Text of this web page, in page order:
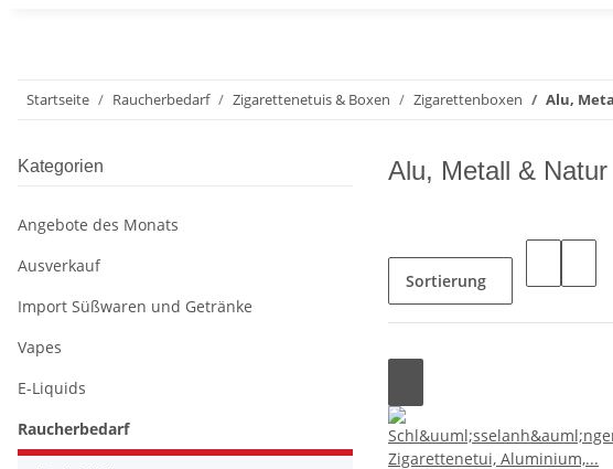
Startseite Raucherbedarf Zigarettenetuis & Boxen Zigarettenboxen Alu,
Alu, Metall & Natur
Sortierung
Kategorien
Angebote des Monats
Ausverkauf
Import Süßwaren und Getränke
Vapes
E-Liquids
Raucherbedarf